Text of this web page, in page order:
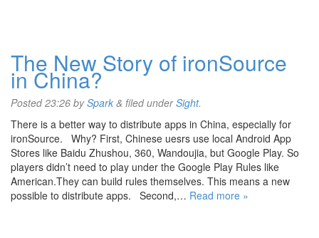
The New Story of ironSource
in China?
Posted23:26 bySpark & filed underSight.
There is a better way to distribute apps in China, especially for
ironSource. Why? First, Chinese uesrs use local Android App
Stores like Baidu Zhushou, 360, Wandoujia, but Google Play. So
players didn’t need to play under the Google Play Rules like
American.They can build rules themselves. This means a new
possible to distribute apps. Second,… Read more »